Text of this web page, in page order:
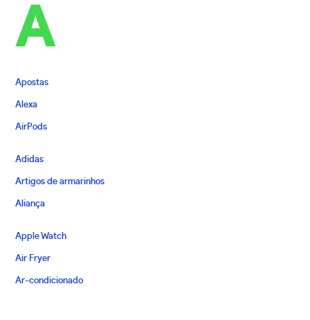
A
Apostas
Alexa
AirPods
Adidas
Artigos de armarinhos
Aliança
Apple Watch
Air Fryer
Ar-condicionado